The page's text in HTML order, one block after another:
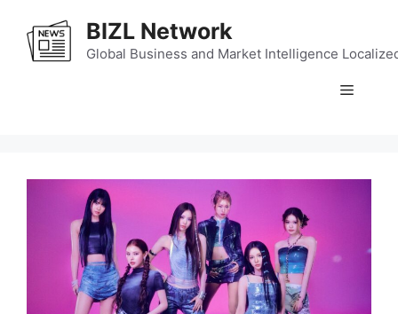
content
BIZL Network
Global Business and Market Intelligence
Menu